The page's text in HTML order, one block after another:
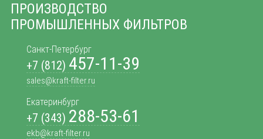
ПРОИЗВОДСТВО
ПРОМЫШЛЕННЫХ ФИЛЬТРОВ
Санкт-Петербург
+7 (812) 457-11-39
sales@kraft-filter.ru
Екатеринбург
+7 (343) 288-53-61
ekb@kraft-filter.ru